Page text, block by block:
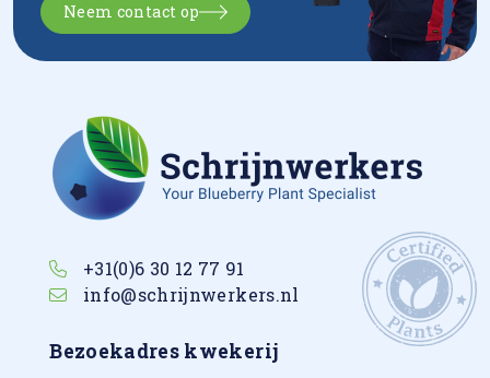
Neem contact op
+31(0)6 30 12 77 91
info@schrijnwerkers.nl
Bezoekadres kwekerij